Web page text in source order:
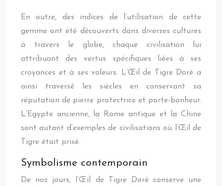
En outre, des indices de l’utilisation de cette
gemme ont été découverts dans diverses cultures
à travers le globe, chaque civilisation lui
attribuant des vertus spécifiques liées à ses
croyances et à ses valeurs. L’Œil de Tigre Doré a
ainsi traversé les siècles en conservant sa
réputation de pierre protectrice et porte-bonheur.
L’Egypte ancienne, la Rome antique et la Chine
sont autant d’exemples de civilisations où l’Œil de
Tigre était prisé.
Symbolisme contemporain
De nos jours, l’Œil de Tigre Doré conserve une